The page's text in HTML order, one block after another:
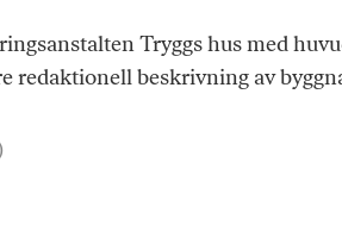
Tryggs hus med
redaktionell beskrivning av